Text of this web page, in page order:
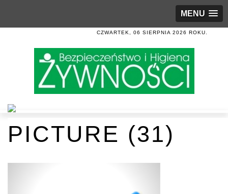
MENU
CZWARTEK, 06 SIERPNIA 2026 ROKU.
PICTURE (31)